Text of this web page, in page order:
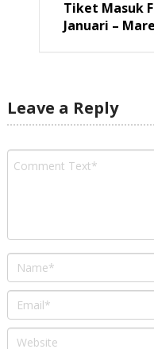
Tiket Masuk
Januari –
Leave a Reply